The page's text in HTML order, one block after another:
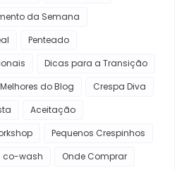
da Semana
Penteado
Dicas para a Transição
do Blog
Crespa Diva
Aceitação
Pequenos Crespinhos
co-wash
Onde Comprar